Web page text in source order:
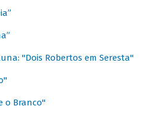
"Dois Robertos em Seresta"
o Branco"